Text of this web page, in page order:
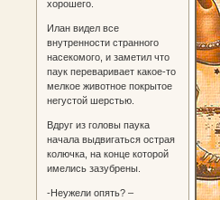
хорошего.
Илан видел все
внутренности странного
насекомого, и заметил что
паук переваривает какое-то
мелкое животное покрытое
негустой шерстью.
Вдруг из головы паука
начала выдвигаться острая
колючка, на конце которой
имелись зазубрены.
-Неужели опять? –